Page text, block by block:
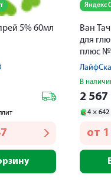
5% 60мл
Яндекс
Ван
для
плюс
В
2 567
4 × 642
от